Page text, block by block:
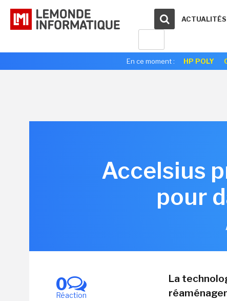
ACTUALITÉS
En ce moment : HP POLY
Accelsius
pour
0
Réaction
La